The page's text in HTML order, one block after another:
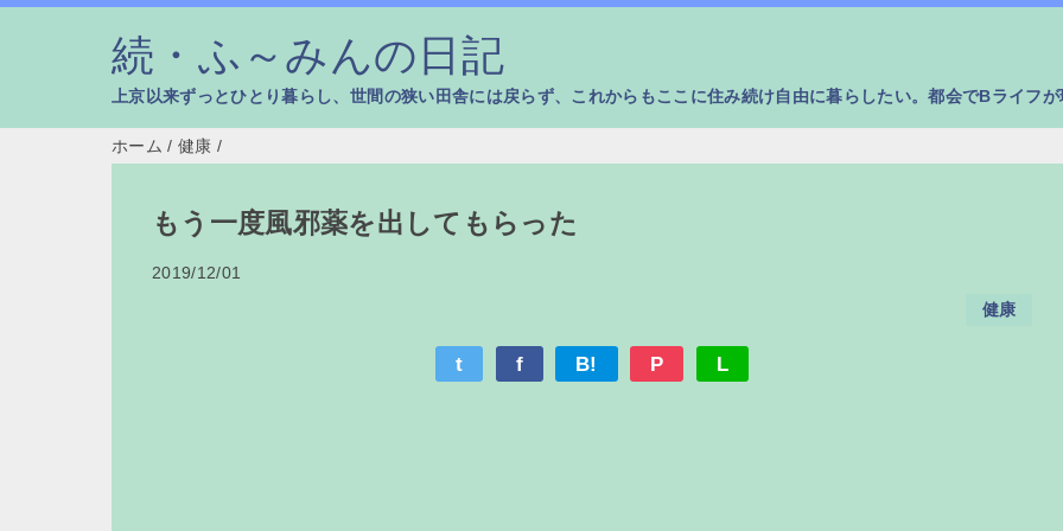
続・ふ～みんの日記
上京以来ずっとひとり暮らし、世間の狭い田舎には戻らず、これからもここに住み続け自由に暮らしたい。都会でBライフ
ホーム /健康 /
もう一度風邪薬を出してもらった
2019/12/01
健康
t f B! P L